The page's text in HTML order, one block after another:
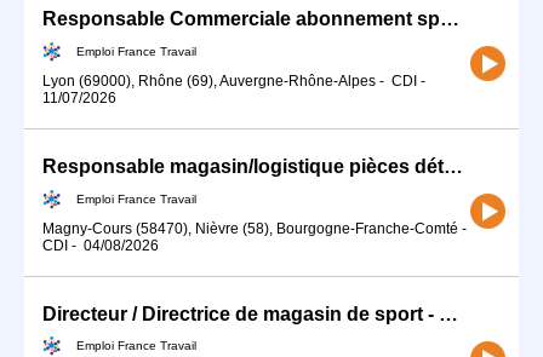
Responsable Commerciale abonnement sport minceur (H/F)
Emploi France Travail
Lyon (69000), Rhône (69), Auvergne-Rhône-Alpes - CDI -
11/07/2026
Responsable magasin/logistique pièces détachées sport auto (H/F)
Emploi France Travail
Magny-Cours (58470), Nièvre (58), Bourgogne-Franche-Comté -
CDI - 04/08/2026
Directeur / Directrice de magasin de sport - Station de Métabief (H/F)
Emploi France Travail